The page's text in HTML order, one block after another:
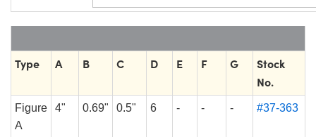
Type A B C D E F G
Stock
No.
Figure
A
4" 0.69" 0.5" 6 - - - #37-363